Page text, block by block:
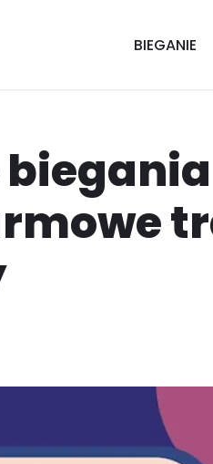
BIEGANIE